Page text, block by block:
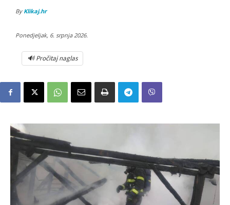
By Klikaj.hr
Ponedjeljak, 6. srpnja 2026.
🔊 Pročitaj naglas